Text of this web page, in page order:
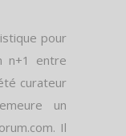
pour
n+1 entre
curateur
un
Il